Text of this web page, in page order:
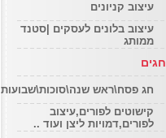
עיצוב קניונים
עיצוב בלונים לעסקים |סטנד
ממותג
חגים
חג פסח\ראש שנה\סוכות\שבועות
קישוטים לפורים,עיצוב
לפורים,דמויות ליצן ועוד ..